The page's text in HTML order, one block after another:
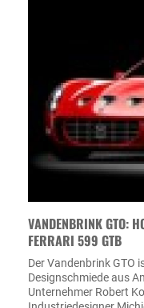
VANDENBRINK GTO:
FERRARI 599 GTB
Der Vandenbrink GTO
Designschmiede aus
Unternehmer Robert